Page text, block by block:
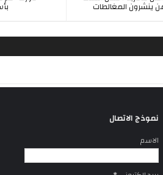
ينشرون المغالطات
نموذج الاتصال
الاسم